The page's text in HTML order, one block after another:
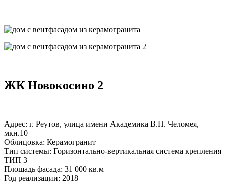
ЖК Новокосино 2
Адрес: г. Реутов, улица имени Академика В.Н. Челомея,
мкн.10
Облицовка: Керамогранит
Тип системы: Горизонтально-вертикальная система крепления
ТИП 3
Площадь фасада: 31 000 кв.м
Год реализации: 2018